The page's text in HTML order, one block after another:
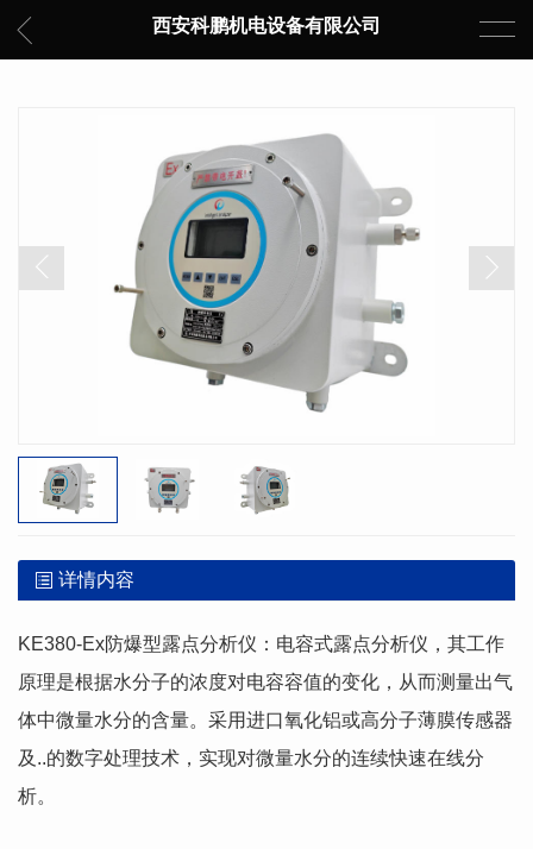
西安科鹏机电设备有限公司
详情内容
KE380-Ex防爆型露点分析仪：电容式露点分析仪，其工作
原理是根据水分子的浓度对电容容值的变化，从而测量出气
体中微量水分的含量。采用进口氧化铝或高分子薄膜传感器
及..的数字处理技术，实现对微量水分的连续快速在线分
析。